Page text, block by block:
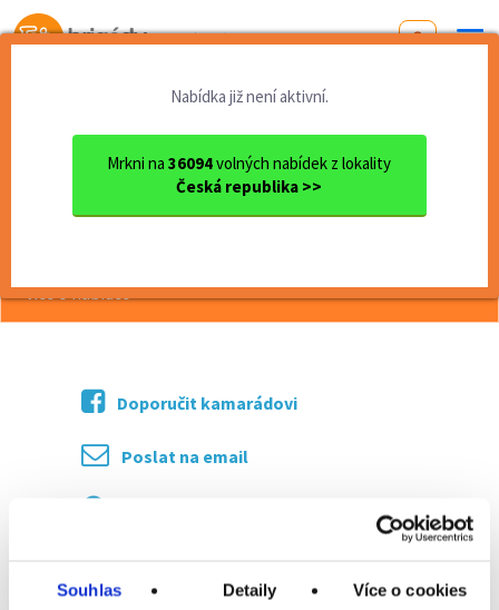
Souhlas Detaily Více o cookies
Od první brigády
Nabídka již není aktivní.
Mrkni na36094volných nabídek z lokality
Česká republika >>
Praha
Řidič autobusu (především NAD)
Řidič autobusu (především NAD)
více o nabídce >>
Doporučit kamarádovi
Poslat na email